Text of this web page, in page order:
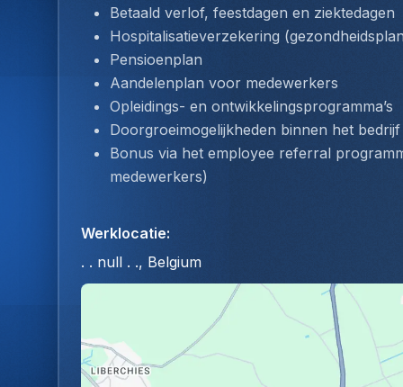
Betaald verlof, feestdagen en ziektedagen
Hospitalisatieverzekering
Pensioenplan
Aandelenplan voor medewerkers
Opleidings- en ontwikkelingsprogramma’s
Doorgroeimogelijkheden binnen het bedrijf
Bonus via het employee referral
medewerkers)
Werklocatie:
. . null . ., Belgium